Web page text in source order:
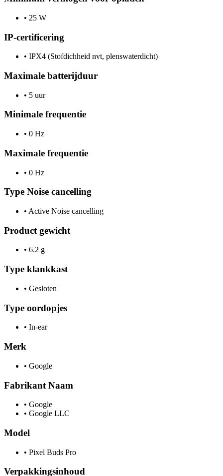
• 25 W
IP-certificering
• IPX4 (Stofdichheid nvt, plenswaterdicht)
Maximale batterijduur
• 5 uur
Minimale frequentie
• 0 Hz
Maximale frequentie
• 0 Hz
Type Noise cancelling
• Active Noise cancelling
Product gewicht
• 6.2 g
Type klankkast
• Gesloten
Type oordopjes
• In-ear
Merk
• Google
Fabrikant Naam
• Google
• Google LLC
Model
• Pixel Buds Pro
Verpakkingsinhoud